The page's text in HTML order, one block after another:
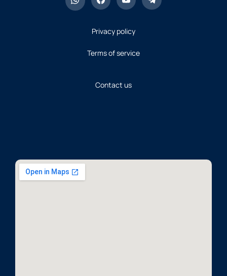
Privacy policy
Terms of service
Contact us